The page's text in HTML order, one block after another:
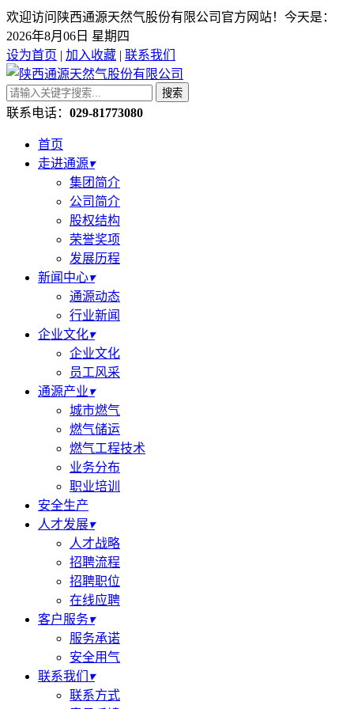
欢迎访问陕西通源天然气股份有限公司官方网站！今天是：
2026年8月06日 星期四
设为首页 | 加入收藏 | 联系我们
搜索
联系电话： 029-81773080
首页
走进通源▾
集团简介
公司简介
股权结构
荣誉奖项
发展历程
新闻中心▾
通源动态
行业新闻
企业文化▾
企业文化
员工风采
通源产业▾
城市燃气
燃气储运
燃气工程技术
业务分布
职业培训
安全生产
人才发展▾
人才战略
招聘流程
招聘职位
在线应聘
客户服务▾
服务承诺
安全用气
联系我们 ▾
联系方式